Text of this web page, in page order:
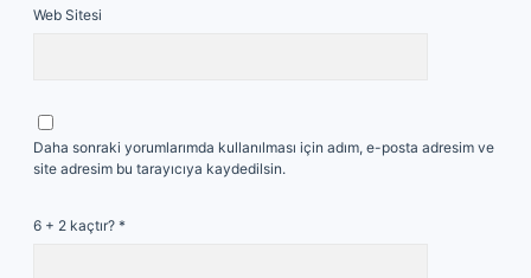
Web Sitesi
Daha sonraki yorumlarımda kullanılması için adım, e-posta adresim ve
site adresim bu tarayıcıya kaydedilsin.
6 + 2 kaçtır? *